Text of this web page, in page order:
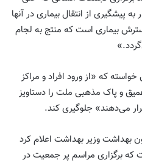
پیشگیری از انتقال بیماری در آنها
بیماری ‌است که منتج به لجام
که «از ورود افراد و مراکز
و پاک مذهبی ملت را دستاویز
می‌دهند» جلوگیری کند.
بهداشت وزیر بهداشت اعلام کرد
برگزاری مراسم پر جمعیت در